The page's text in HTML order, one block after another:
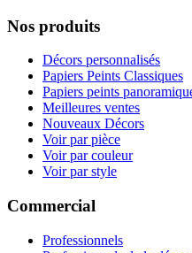
Nos produits
Décors personnalisés
Papiers Peints Classiques
Papiers peints
Meilleures ventes
Nouveaux Décors
Voir par pièce
Voir par couleur
Voir par style
Commercial
Professionnels